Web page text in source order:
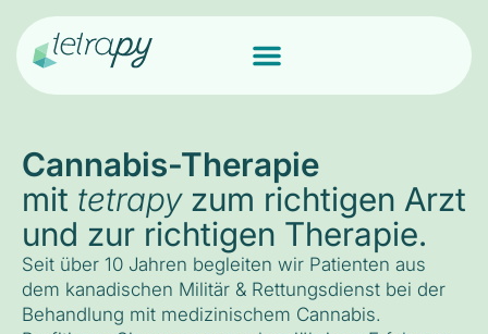
Cannabis-Therapie
mit tetrapyzum richtigen Arzt
und zur richtigen Therapie.
Seit über 10 Jahren begleiten wir Patienten aus
dem kanadischen Militär & Rettungsdienst bei der
Behandlung mit medizinischem Cannabis.